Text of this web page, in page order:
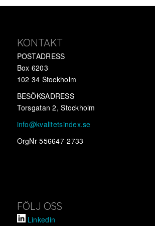
KONTAKT
POSTADRESS
Box 6203
102 34 Stockholm
BESÖKSADRESS
Torsgatan 2, Stockholm
info@kvalitetsindex.se
OrgNr 556647-2733
FÖLJ OSS
Linkedin